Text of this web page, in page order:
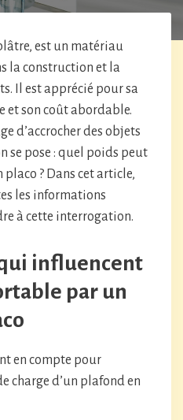
est un matériau
la construction et la
Il est apprécié pour sa
et son coût abordable.
d’accrocher des objets
se pose : quel poids peut
? Dans cet article,
les informations
à cette interrogation.
influencent
par un
en compte pour
charge d’un plafond en